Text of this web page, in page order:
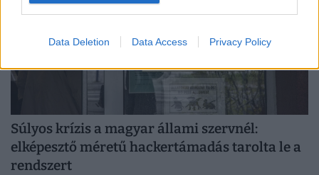
Data Deletion Data Access Privacy Policy
Súlyos krízis a magyar állami szervnél:
elképesztő méretű hackertámadás tarolta le a
rendszert